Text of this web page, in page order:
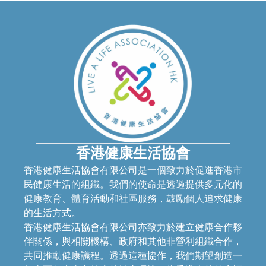
香港健康生活協會
香港健康生活協會有限公司是一個致力於促進香港市
民健康生活的組織。我們的使命是透過提供多元化的
健康教育、體育活動和社區服務，鼓勵個人追求健康
的生活方式。
香港健康生活協會有限公司亦致力於建立健康合作夥
伴關係，與相關機構、政府和其他非營利組織合作，
共同推動健康議程。透過這種協作，我們期望創造一